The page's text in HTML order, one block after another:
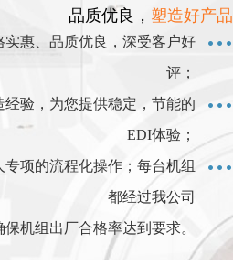
品质优良， 塑造好产品
惠、品质优良，深受客户好
评；
验，为您提供稳定，节能的
EDI体验；
项的流程化操作；每台机组
都经过我公司
机组出厂合格率达到要求。